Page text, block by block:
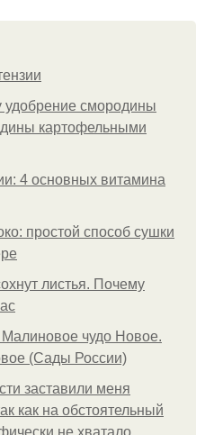
удобрение смородины
картофельными
4 основных витамина
простой способ сушки
листья. Почему
чудо Новое.
(Сады России)
заставили меня
как на обстоятельный